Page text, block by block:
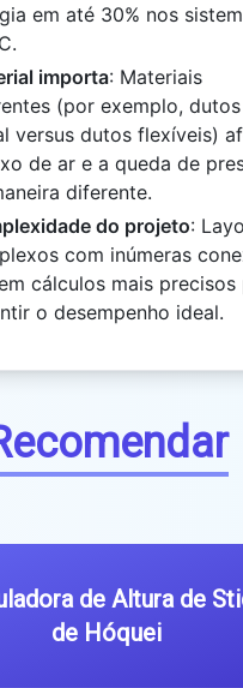
em até 30% nos
importa: Materiais
(por exemplo,
versus dutos flexíveis)
de ar e a queda de
diferente.
do projeto:
com inúmeras
cálculos mais precisos
o desempenho ideal.
de Altura de
de Hóquei